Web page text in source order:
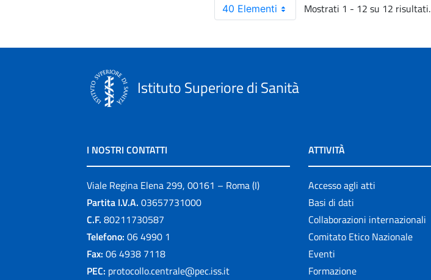
40 Elementi Mostrati 1 - 12 su 12 risultati.
Istituto Superiore di Sanità
I NOSTRI CONTATTI
Viale Regina Elena 299, 00161 – Roma (I)
Partita I.V.A. 03657731000
C.F. 80211730587
Telefono: 06 4990 1
Fax: 06 4938 7118
PEC: protocollo.centrale@pec.iss.it
ATTIVITÀ
Accesso agli atti
Basi di dati
Collaborazioni internazionali
Comitato Etico Nazionale
Eventi
Formazione